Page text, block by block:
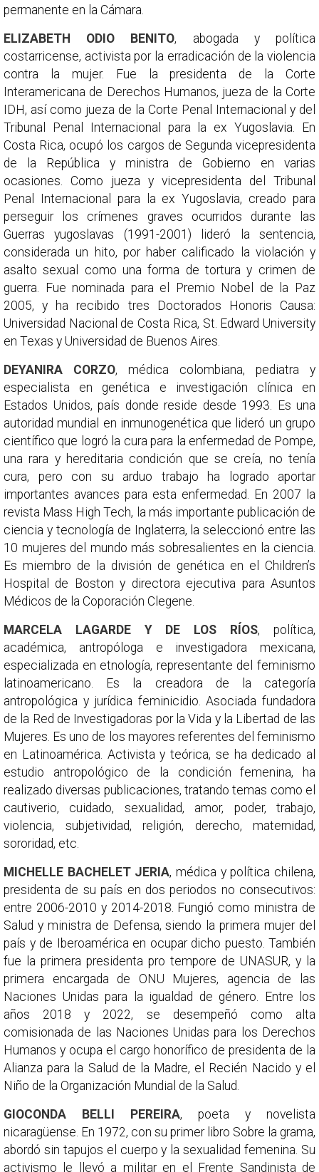
permanente en la Cámara.
ELIZABETH ODIO BENITO, abogada y política
costarricense, activista por la erradicación de la violencia
contra la mujer. Fue la presidenta de la Corte
Interamericana de Derechos Humanos, jueza de la Corte
IDH, así como jueza de la Corte Penal Internacional y del
Tribunal Penal Internacional para la ex Yugoslavia. En
Costa Rica, ocupó los cargos de Segunda vicepresidenta
de la República y ministra de Gobierno en varias
ocasiones. Como jueza y vicepresidenta del Tribunal
Penal Internacional para la ex Yugoslavia, creado para
perseguir los crímenes graves ocurridos durante las
Guerras yugoslavas (1991-2001) lideró la sentencia,
considerada un hito, por haber calificado la violación y
asalto sexual como una forma de tortura y crimen de
guerra. Fue nominada para el Premio Nobel de la Paz
2005, y ha recibido tres Doctorados Honoris Causa:
Universidad Nacional de Costa Rica, St. Edward University
en Texas y Universidad de Buenos Aires.
DEYANIRA CORZO, médica colombiana, pediatra y
especialista en genética e investigación clínica en
Estados Unidos, país donde reside desde 1993. Es una
autoridad mundial en inmunogenética que lideró un grupo
científico que logró la cura para la enfermedad de Pompe,
una rara y hereditaria condición que se creía, no tenía
cura, pero con su arduo trabajo ha logrado aportar
importantes avances para esta enfermedad. En 2007 la
revista Mass High Tech, la más importante publicación de
ciencia y tecnología de Inglaterra, la seleccionó entre las
10 mujeres del mundo más sobresalientes en la ciencia.
Es miembro de la división de genética en el Children’s
Hospital de Boston y directora ejecutiva para Asuntos
Médicos de la Coporación Clegene.
MARCELA LAGARDE Y DE LOS RÍOS, política,
académica, antropóloga e investigadora mexicana,
especializada en etnología, representante del feminismo
latinoamericano. Es la creadora de la categoría
antropológica y jurídica feminicidio. Asociada fundadora
de la Red de Investigadoras por la Vida y la Libertad de las
Mujeres. Es uno de los mayores referentes del feminismo
en Latinoamérica. Activista y teórica, se ha dedicado al
estudio antropológico de la condición femenina, ha
realizado diversas publicaciones, tratando temas como el
cautiverio, cuidado, sexualidad, amor, poder, trabajo,
violencia, subjetividad, religión, derecho, maternidad,
sororidad, etc.
MICHELLE BACHELET JERIA, médica y política chilena,
presidenta de su país en dos periodos no consecutivos:
entre 2006-2010 y 2014-2018. Fungió como ministra de
Salud y ministra de Defensa, siendo la primera mujer del
país y de Iberoamérica en ocupar dicho puesto. También
fue la primera presidenta pro tempore de UNASUR, y la
primera encargada de ONU Mujeres, agencia de las
Naciones Unidas para la igualdad de género. Entre los
años 2018 y 2022, se desempeñó como alta
comisionada de las Naciones Unidas para los Derechos
Humanos y ocupa el cargo honorífico de presidenta de la
Alianza para la Salud de la Madre, el Recién Nacido y el
Niño de la Organización Mundial de la Salud.
GIOCONDA BELLI PEREIRA, poeta y novelista
nicaragüense. En 1972, con su primer libro Sobre la grama,
abordó sin tapujos el cuerpo y la sexualidad femenina. Su
activismo le llevó a militar en el Frente Sandinista de